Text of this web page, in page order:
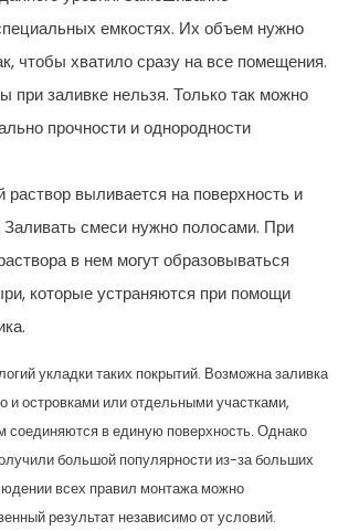
емкостях. Их объем нужно
чтобы хватило сразу на все помещения.
при заливке нельзя. Только так можно
прочности и однородности
выливается на поверхность и
Заливать смеси нужно полосами. При
в нем могут образовываться
которые устраняются при помощи
укладки таких покрытий. Возможна заливка
и островками или отдельными участками,
соединяются в единую поверхность. Однако
большой популярности из-за больших
всех правил монтажа можно
результат независимо от условий.